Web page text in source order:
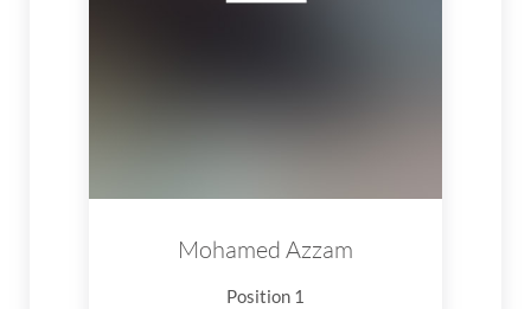
Mohamed Azzam
Position 1